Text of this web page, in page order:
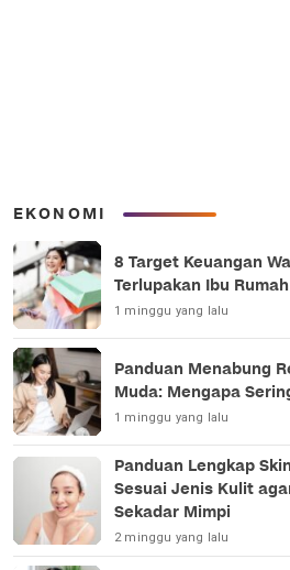
EKONOMI
8 Target Keuangan
Terlupakan Ibu
1 minggu yang lalu
Panduan Menabung
Muda: Mengapa
1 minggu yang lalu
Panduan Lengkap
Sesuai Jenis Kulit
Sekadar Mimpi
2 minggu yang lalu